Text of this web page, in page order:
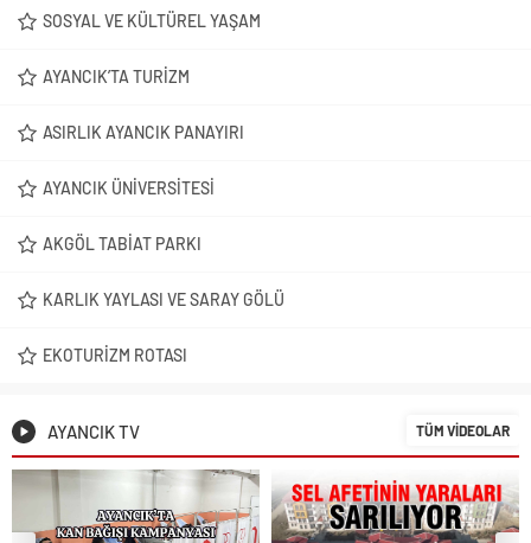
SOSYAL VE KÜLTÜREL YAŞAM
AYANCIK’TA TURIZM
ASIRLIK AYANCIK PANAYIRI
AYANCIK ÜNIVERSITESI
AKGÖL TABIAT PARKI
KARLIK YAYLASI VE SARAY GÖLÜ
EKOTURIZM ROTASI
AYANCIK TV TÜM VİDEOLAR